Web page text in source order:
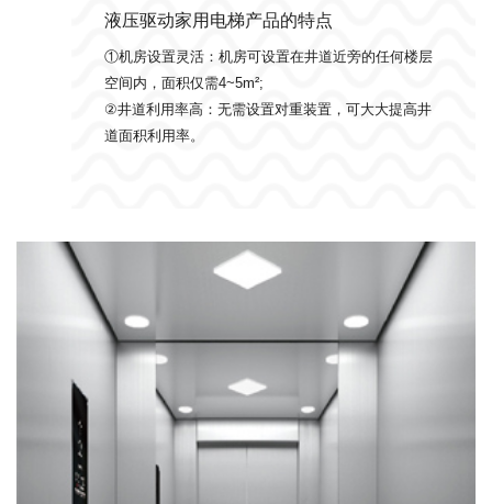
液压驱动家用电梯产品的特点
①机房设置灵活：机房可设置在井道近旁的任何楼层
空间内，面积仅需4~5m²;
②井道利用率高：无需设置对重装置，可大大提高井
道面积利用率。